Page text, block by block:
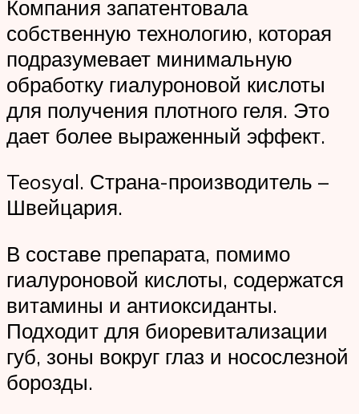
Компания запатентовала
собственную технологию, которая
подразумевает минимальную
обработку гиалуроновой кислоты
для получения плотного геля. Это
дает более выраженный эффект.
Teosyal. Страна-производитель –
Швейцария.
В составе препарата, помимо
гиалуроновой кислоты, содержатся
витамины и антиоксиданты.
Подходит для биоревитализации
губ, зоны вокруг глаз и носослезной
борозды.